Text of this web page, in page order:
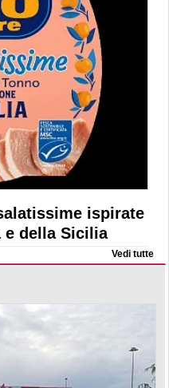
ispirate
e della Sicilia
Vedi tutte